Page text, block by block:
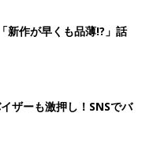
新作が早くも品薄!?」話
ザーも激押し！SNSでバ